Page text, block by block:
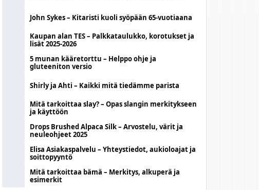
John Sykes – Kitaristi kuoli syöpään 65-vuotiaana
Kaupan alan TES – Palkkataulukko, korotukset ja
lisät 2025-2026
5 munan kääretorttu – Helppo ohje ja
gluteeniton versio
Shirly ja Ahti – Kaikki mitä tiedämme parista
Mitä tarkoittaa slay? – Opas slangin merkitykseen
ja käyttöön
Drops Brushed Alpaca Silk – Arvostelu, värit ja
neuleohjeet 2025
Elisa Asiakaspalvelu – Yhteystiedot, aukioloajat ja
soittopyyntö
Mitä tarkoittaa bämä – Merkitys, alkuperä ja
esimerkit